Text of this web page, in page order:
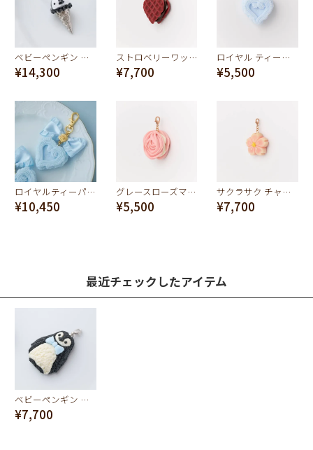
ベビーペンギン セサミアイスクリーム ネックレス
¥14,300
ストロベリーワッフル チャーム
¥7,700
ロイヤル ティーパーティー ケーキ チャーム
¥5,500
ロイヤルティーパーティーケーキ バッグチャーム
¥10,450
グレースローズマカロン チャーム
¥5,500
サクラサク チャーム
¥7,700
最近チェックしたアイテム
ベビーペンギン セサミクッキー チャーム
¥7,700